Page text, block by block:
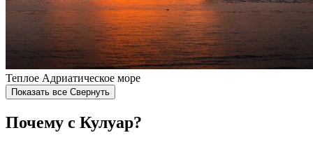
Теплое Адриатическое море
Показать все Свернуть
Почему с Кулуар?